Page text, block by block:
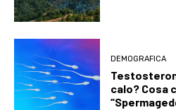
DEMOGRAFICA
calo? Cosa